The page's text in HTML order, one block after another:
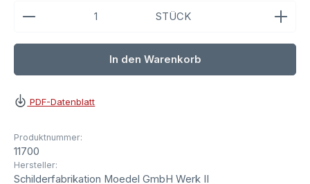
Produkt Anzahl: Gib den gewünschten Wert ein
STÜCK
In den Warenkorb
PDF-Datenblatt
Produktnummer:
11700
Hersteller:
Schilderfabrikation Moedel GmbH Werk II